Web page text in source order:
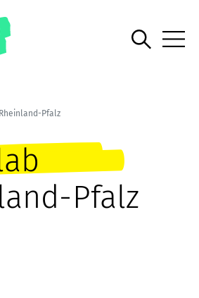
Pfalz
Pfalz